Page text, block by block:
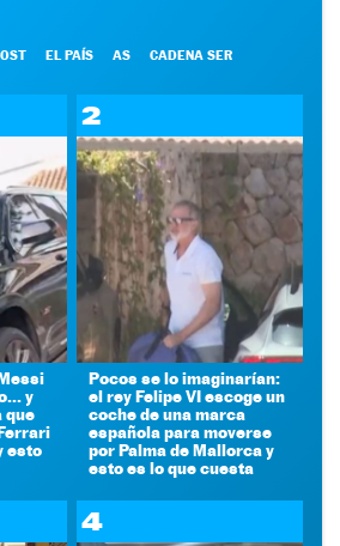
EL PAÍS AS CADENA SER
y
que
esto
2
Pocos se lo imaginarían:
el rey Felipe VI escoge un
coche de una marca
española para moverse
por Palma de Mallorca y
esto es lo que cuesta
4